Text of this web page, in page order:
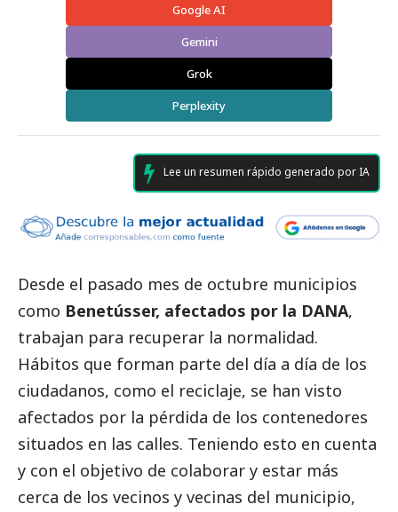
Google AI
Gemini
Grok
Perplexity
Lee un resumen rápido generado por IA
Desde el pasado mes de octubre municipios
como Benetússer, afectados por la DANA,
trabajan para recuperar la normalidad.
Hábitos que forman parte del día a día de los
ciudadanos, como el reciclaje, se han visto
afectados por la pérdida de los contenedores
situados en las calles. Teniendo esto en cuenta
y con el objetivo de colaborar y estar más
cerca de los vecinos y vecinas del municipio,